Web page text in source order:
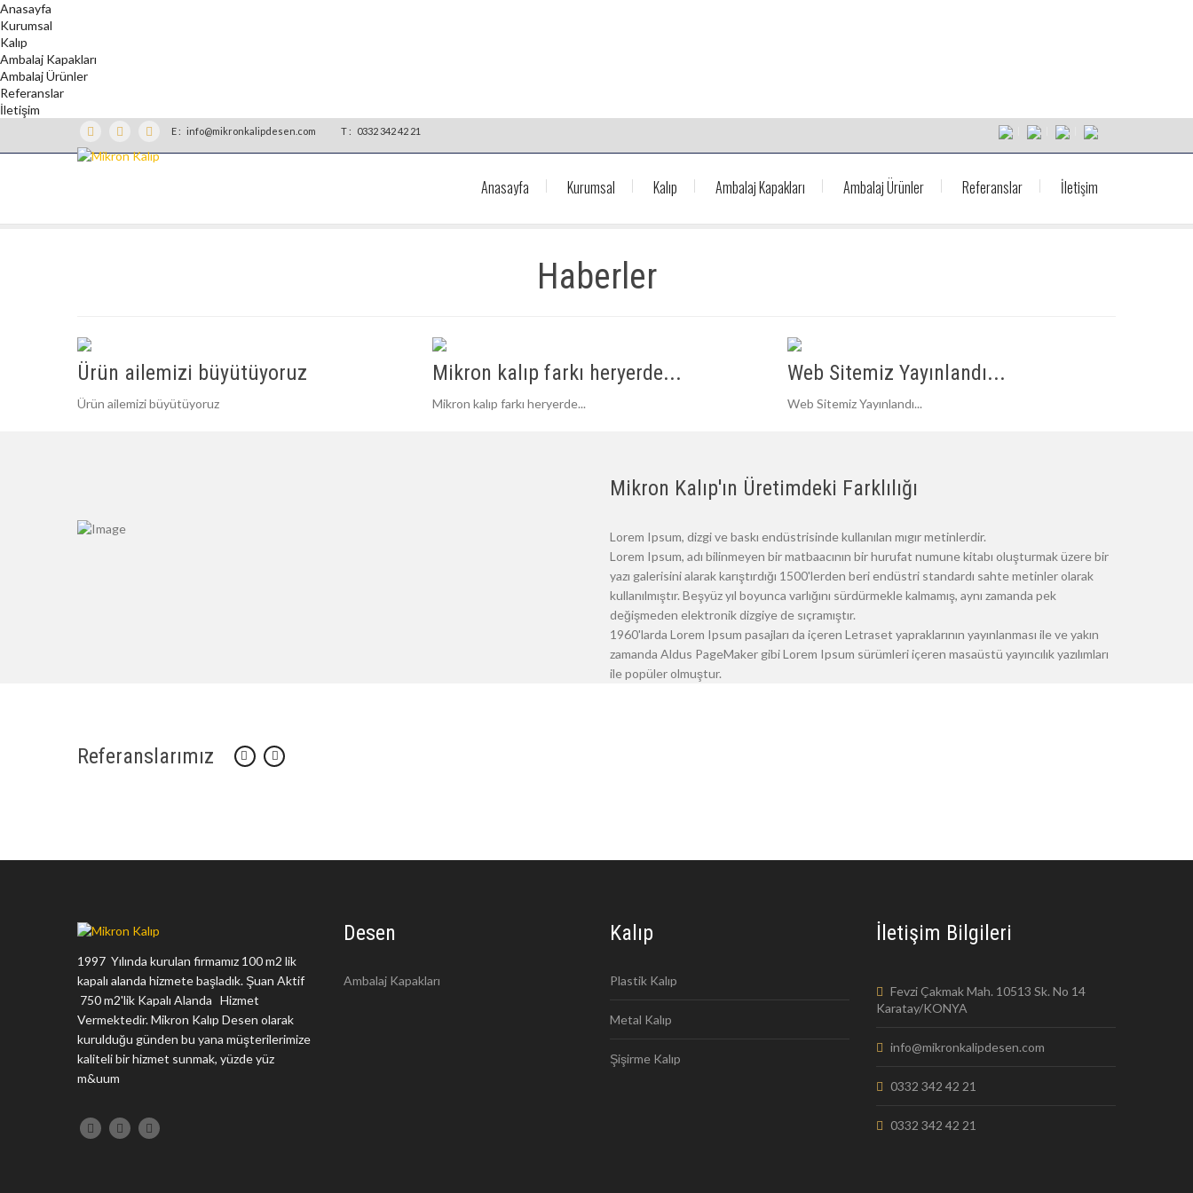
Anasayfa
Kurumsal
Kalıp
Ambalaj Kapakları
Ambalaj Ürünler
Referanslar
İletişim
E : info@mikronkalipdesen.com T : 0332 342 42 21
Anasayfa Kurumsal Kalıp Ambalaj Kapakları Ambalaj Ürünler Referanslar İletişim
Haberler
Ürün ailemizi büyütüyoruz
Ürün ailemizi büyütüyoruz
Mikron kalıp farkı heryerde...
Mikron kalıp farkı heryerde...
Web Sitemiz Yayınlandı...
Web Sitemiz Yayınlandı...
Mikron Kalıp'ın Üretimdeki Farklılığı
Lorem Ipsum, dizgi ve baskı endüstrisinde kullanılan mıgır metinlerdir.
Lorem Ipsum, adı bilinmeyen bir matbaacının bir hurufat numune kitabı oluşturmak üzere bir
yazı galerisini alarak karıştırdığı 1500'lerden beri endüstri standardı sahte metinler olarak
kullanılmıştır. Beşyüz yıl boyunca varlığını sürdürmekle kalmamış, aynı zamanda pek
değişmeden elektronik dizgiye de sıçramıştır.
1960'larda Lorem Ipsum pasajları da içeren Letraset yapraklarının yayınlanması ile ve yakın
zamanda Aldus PageMaker gibi Lorem Ipsum sürümleri içeren masaüstü yayıncılık yazılımları
ile popüler olmuştur.
Referanslarımız
1997 Yılında kurulan firmamız 100 m2 lik
kapalı alanda hizmete başladık. Şuan Aktif
750 m2'lik Kapalı Alanda Hizmet
Vermektedir. Mikron Kalıp Desen olarak
kurulduğu günden bu yana müşterilerimize
kaliteli bir hizmet sunmak, yüzde yüz
m&uum
Desen
Ambalaj Kapakları
Kalıp
Plastik Kalıp
Metal Kalıp
Şişirme Kalıp
İletişim Bilgileri
Fevzi Çakmak Mah. 10513 Sk. No 14
Karatay/KONYA
info@mikronkalipdesen.com
0332 342 42 21
0332 342 42 21